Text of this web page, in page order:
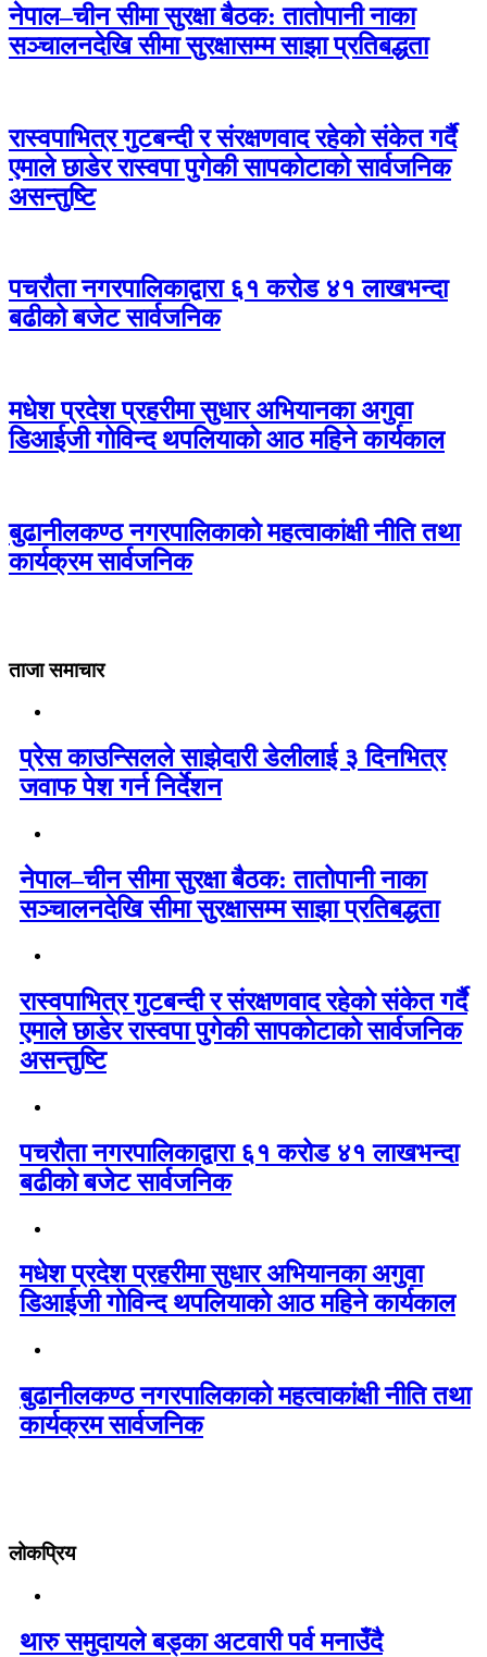
नेपाल–चीन सीमा सुरक्षा बैठक: तातोपानी नाका
सञ्चालनदेखि सीमा सुरक्षासम्म साझा प्रतिबद्धता
रास्वपाभित्र गुटबन्दी र संरक्षणवाद रहेको संकेत गर्दै
एमाले छाडेर रास्वपा पुगेकी सापकोटाको सार्वजनिक
असन्तुष्टि
पचरौता नगरपालिकाद्वारा ६१ करोड ४१ लाखभन्दा
बढीको बजेट सार्वजनिक
मधेश प्रदेश प्रहरीमा सुधार अभियानका अगुवा
डिआईजी गोविन्द थपलियाको आठ महिने कार्यकाल
बुढानीलकण्ठ नगरपालिकाको महत्वाकांक्षी नीति तथा
कार्यक्रम सार्वजनिक
ताजा समाचार
प्रेस काउन्सिलले साझेदारी डेलीलाई ३ दिनभित्र
जवाफ पेश गर्न निर्देशन
नेपाल–चीन सीमा सुरक्षा बैठक: तातोपानी नाका
सञ्चालनदेखि सीमा सुरक्षासम्म साझा प्रतिबद्धता
रास्वपाभित्र गुटबन्दी र संरक्षणवाद रहेको संकेत गर्दै
एमाले छाडेर रास्वपा पुगेकी सापकोटाको सार्वजनिक
असन्तुष्टि
पचरौता नगरपालिकाद्वारा ६१ करोड ४१ लाखभन्दा
बढीको बजेट सार्वजनिक
मधेश प्रदेश प्रहरीमा सुधार अभियानका अगुवा
डिआईजी गोविन्द थपलियाको आठ महिने कार्यकाल
बुढानीलकण्ठ नगरपालिकाको महत्वाकांक्षी नीति तथा
कार्यक्रम सार्वजनिक
लोकप्रिय
थारु समुदायले बड्का अटवारी पर्व मनाउँदै